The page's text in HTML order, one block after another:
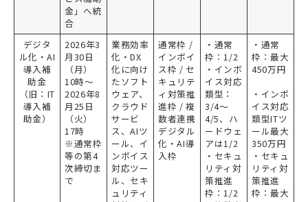
金」へ統
合
デジタ
ル化・AI
導入補
助金
（旧：IT
導入補
助金）
2026年3
月30日
（月）
10時～
2026年8
月25日
（火）
17時
※通常枠
等の第4
次締切ま
で
業務効率
化・DX
化に向け
たソフト
ウェア、
クラウド
サービ
ス、AIツ
ール、イ
ンボイス
対応ツー
ル、セキ
ュリティ
通常枠 /
インボイ
ス枠 / セ
キュリテ
ィ対策推
進枠 / 複
数者連携
デジタル
化・AI導
入枠
・通常
枠：1/2
・インボ
イス対応
類型：
3/4～
4/5、ハ
ードウェ
アは1/2
・セキュ
リティ対
策推進
枠：1/2
・通常
枠：最大
450万円
・インボ
イス対応
類型ITツ
ール最大
350万円
・セキュ
リティ対
策推進
枠：最大